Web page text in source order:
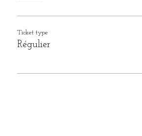
Ticket type
Régulier